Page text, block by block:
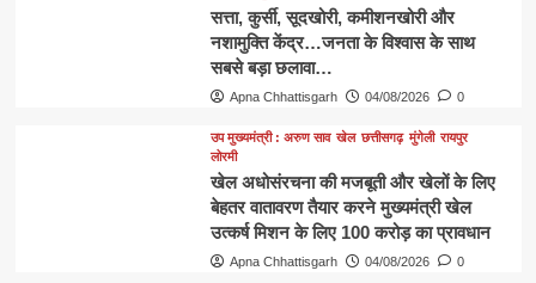
​सत्ता, कुर्सी, सूदखोरी, कमीशनखोरी और
नशामुक्ति केंद्र…जनता के विश्वास के साथ
सबसे बड़ा छलावा…
Apna Chhattisgarh 04/08/2026 0
उप मुख्यमंत्री : अरुण साव खेल छत्तीसगढ़ मुंगेली रायपुर
लोरमी
खेल अधोसंरचना की मजबूती और खेलों के लिए
बेहतर वातावरण तैयार करने मुख्यमंत्री खेल
उत्कर्ष मिशन के लिए 100 करोड़ का प्रावधान
Apna Chhattisgarh 04/08/2026 0